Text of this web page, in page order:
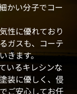
かい分子でコー
性に優れており
ガスも、コーテ
きます。
いるキレシンな
装に優しく、侵
ご安心してお任